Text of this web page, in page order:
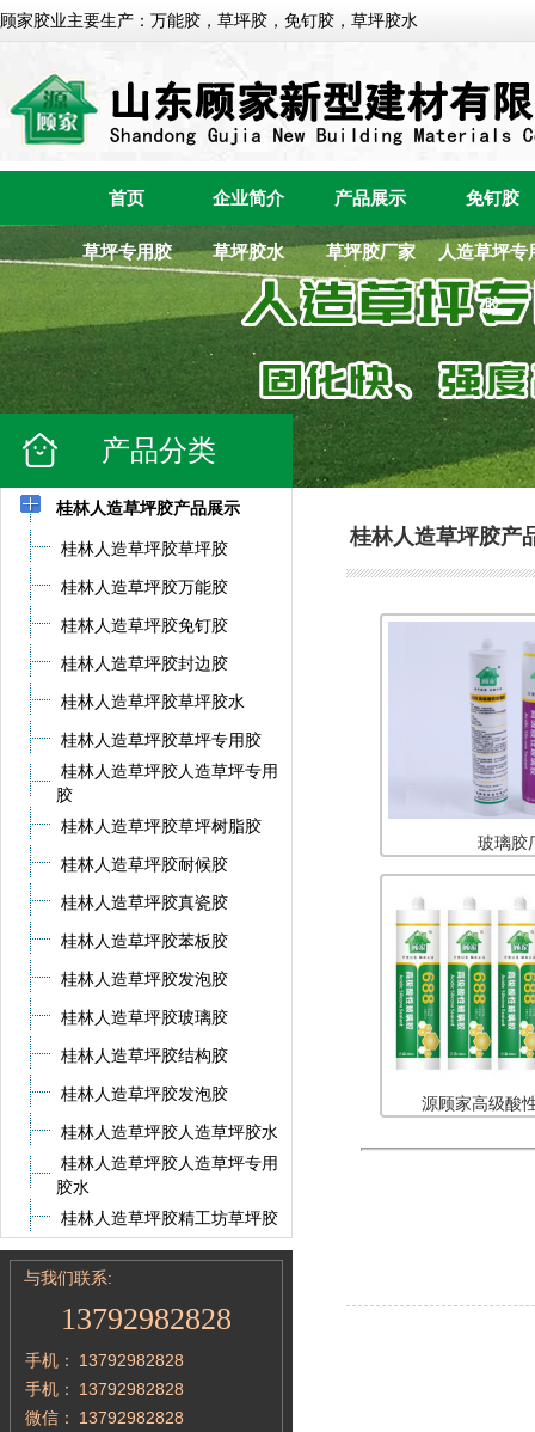
顾家胶业主要生产：万能胶，草坪胶，免钉胶，草坪胶水
首页 企业简介 产品展示 免钉胶
草坪专用胶 草坪胶水 草坪胶厂家 人造草坪专
胶
产品分类
桂林人造草坪胶产品展示
桂林人造草坪胶草坪胶
桂林人造草坪胶万能胶
桂林人造草坪胶免钉胶
桂林人造草坪胶封边胶
桂林人造草坪胶草坪胶水
桂林人造草坪胶草坪专用胶
桂林人造草坪胶人造草坪专用
胶
桂林人造草坪胶草坪树脂胶
桂林人造草坪胶耐候胶
桂林人造草坪胶真瓷胶
桂林人造草坪胶苯板胶
桂林人造草坪胶发泡胶
桂林人造草坪胶玻璃胶
桂林人造草坪胶结构胶
桂林人造草坪胶发泡胶
桂林人造草坪胶人造草坪胶水
桂林人造草坪胶人造草坪专用
胶水
桂林人造草坪胶精工坊草坪胶
与我们联系:
13792982828
手机：
13792982828
手机：
13792982828
微信：
13792982828
桂林人造草坪胶产
玻璃胶
源顾家高级酸